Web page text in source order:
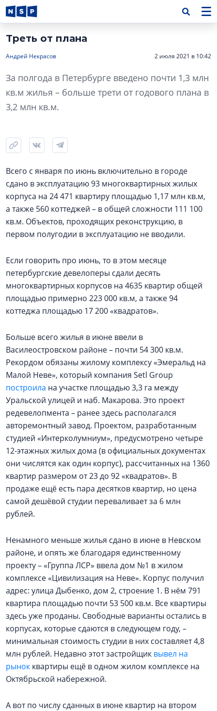
Треть от плана
Андрей Некрасов 2 июля 2021 в 10:42
За полгода в Петербурге введено почти 1,3 млн
кв.м жилья – больше трети от годового плана в
3,2 млн кв.м.
Всего с января по июнь включительно в городе
сдано в эксплуатацию 93 многоквартирных жилых
корпуса на 24 471 квартиру площадью 1,17 млн кв.м,
а также 560 коттеджей – в общей сложности 111 100
кв.м. Объектов, проходящих реконструкцию, в
первом полугодии в эксплуатацию не вводили.
Если говорить про июнь, то в этом месяце
петербургские девелоперы сдали десять
многоквартирных корпусов на 4635 квартир общей
площадью примерно 223 000 кв.м, а также 94
коттеджа площадью 17 200 «квадратов».
Больше всего жилья в июне ввели в
Василеостровском районе – почти 54 300 кв.м.
Рекордом обязаны жилому комплексу «Эмеральд на
Малой Неве», который компания Setl Group
построила на участке площадью 3,3 га между
Уральской улицей и наб. Макарова. Это проект
редевелопмента – ранее здесь располагался
авторемонтный завод. Проектом, разработанным
студией «Интерколумниум», предусмотрено четыре
12-этажных жилых дома (в официальных документах
они числятся как один корпус), рассчитанных на 1360
квартир размером от 23 до 92 «квадратов». В
продаже ещё есть пара десятков квартир, но цена
самой дешёвой студии переваливает за 6 млн
рублей.
Ненамного меньше жилья сдано в июне в Невском
районе, и опять же благодаря единственному
проекту – «Группа ЛСР» ввела дом №1 в жилом
комплексе «Цивилизация на Неве». Корпус получил
адрес: улица Дыбенко, дом 2, строение 1. В нём 791
квартира площадью почти 53 500 кв.м. Все квартиры
здесь уже проданы. Свободные варианты остались в
корпусах, которые сдаются в следующем году, –
минимальная стоимость студии в них составляет 4,8
млн рублей. Недавно этот застройщик вывел на
рынок квартиры ещё в одном жилом комплексе на
Октябрьской набережной.
А вот по числу сданных в июне квартир на втором